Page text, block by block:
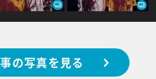
の写真を見る